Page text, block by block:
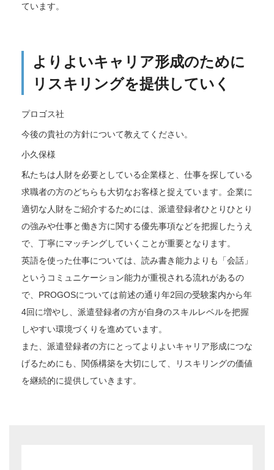
ています。
よりよいキャリア形成のために
リスキリングを提供していく
プロゴス社
今後の貴社の方針について教えてください。
小久保様
私たちは人財を必要としている企業様と、仕事を探している
求職者の方のどちらも大切なお客様と捉えています。企業に
適切な人財をご紹介するためには、派遣登録者ひとりひとり
の強みや仕事と働き方に関する優先事項などを把握したうえ
で、丁寧にマッチングしていくことが重要となります。
英語を使った仕事については、読み書き能力よりも「会話」
というコミュニケーション能力が重視される流れがあるの
で、PROGOSについては前述の通り年2回の受験案内から年
4回に増やし、派遣登録者の方が自身のスキルレベルを把握
しやすい環境づくりを進めています。
また、派遣登録者の方にとってよりよいキャリア形成につな
げるためにも、関係構築を大切にして、リスキリングの価値
を継続的に提供していきます。